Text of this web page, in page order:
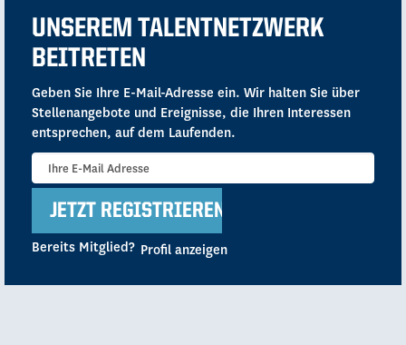
UNSEREM TALENTNETZWERK
BEITRETEN
Geben Sie Ihre E-Mail-Adresse ein. Wir halten Sie über
Stellenangebote und Ereignisse, die Ihren Interessen
entsprechen, auf dem Laufenden.
Bereits Mitglied? Profil anzeigen